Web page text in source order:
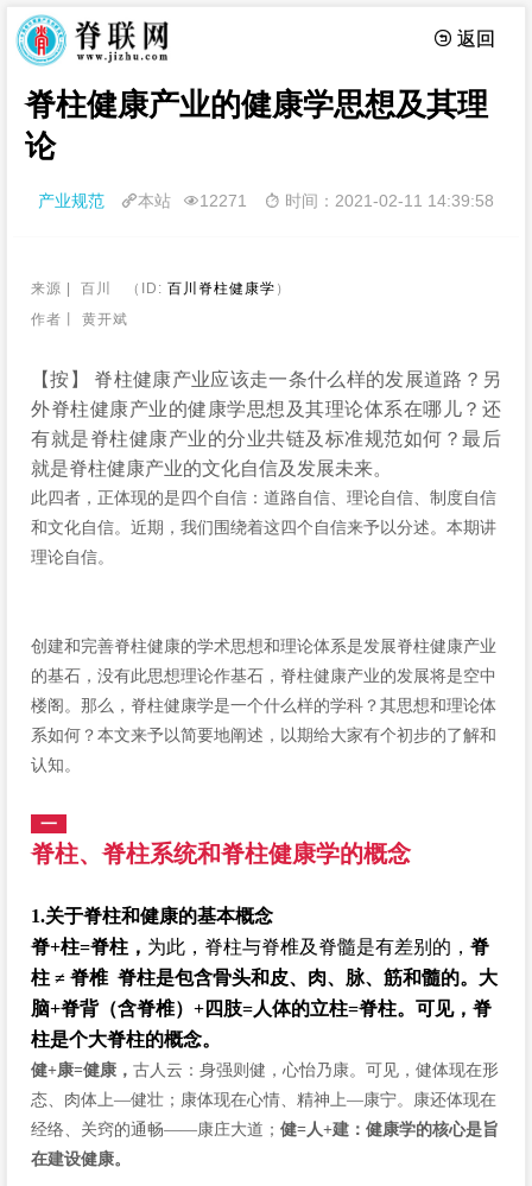
 返回
脊柱健康产业的健康学思想及其理
论
产业规范 本站 12271  时间：2021-02-11 14:39:58
来源 | 百川 （ID: 百川脊柱健康学 ）
作者丨 黄开斌
【按】 脊柱健康产业应该走一条什么样的发展道路？另
外脊柱健康产业的健康学思想及其理论体系在哪儿？还
有就是脊柱健康产业的分业共链及标准规范如何？最后
就是脊柱健康产业的文化自信及发展未来。
此四者，正体现的是四个自信：道路自信、理论自信、制度自信
和文化自信。近期，我们围绕着这四个自信来予以分述。本期讲
理论自信。
创建和完善脊柱健康的学术思想和理论体系是发展脊柱健康产业
的基石，没有此思想理论作基石，脊柱健康产业的发展将是空中
楼阁。那么，脊柱健康学是一个什么样的学科？其思想和理论体
系如何？本文来予以简要地阐述，以期给大家有个初步的了解和
认知。
一
脊柱、脊柱系统和脊柱健康学的概念
1.关于脊柱和健康的基本概念
脊+柱=脊柱， 为此，脊柱与脊椎及脊髓是有差别的，脊
柱 ≠ 脊椎 脊柱是包含骨头和皮、肉、脉、筋和髓的。大
脑+脊背（含脊椎）+四肢=人体的立柱=脊柱。可见，脊
柱是个大脊柱的概念。
健+康=健康， 古人云：身强则健，心怡乃康。可见，健体现在形
态、肉体上—健壮；康体现在心情、精神上—康宁。康还体现在
经络、关窍的通畅——康庄大道； 健=人+建：健康学的核心是旨
在建设健康。